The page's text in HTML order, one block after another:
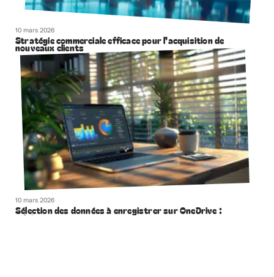
10 mars 2026
Stratégie commerciale efficace pour l’acquisition de
nouveaux clients
10 mars 2026
Sélection des données à enregistrer sur OneDrive :
critères et astuces